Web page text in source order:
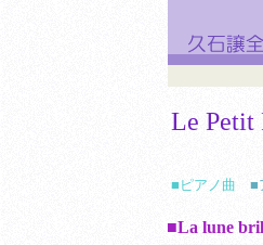
Le Petit
■ピアノ曲 ■
■La lune